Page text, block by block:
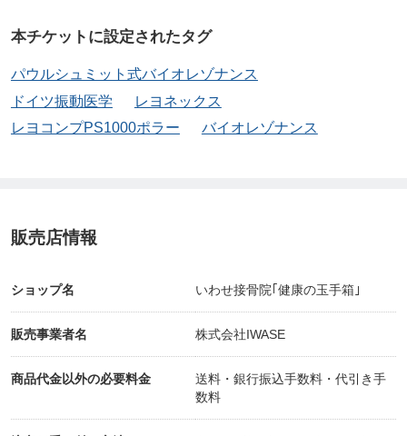
本チケットに設定されたタグ
パウルシュミット式バイオレゾナンス
ドイツ振動医学
レヨネックス
レヨコンプPS1000ポラー
バイオレゾナンス
販売店情報
ショップ名 いわせ接骨院｢健康の玉手箱｣
販売事業者名 株式会社IWASE
商品代金以外の必要料金
送料・銀行振込手数料・代引き手
数料